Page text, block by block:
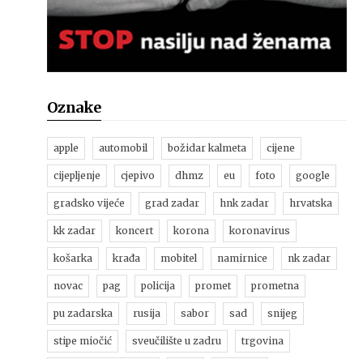
Oznake
apple automobil božidar kalmeta cijene
cijepljenje cjepivo dhmz eu foto google
gradsko vijeće grad zadar hnk zadar hrvatska
kk zadar koncert korona koronavirus
košarka krađa mobitel namirnice nk zadar
novac pag policija promet prometna
pu zadarska rusija sabor sad snijeg
stipe miočić sveučilište u zadru trgovina